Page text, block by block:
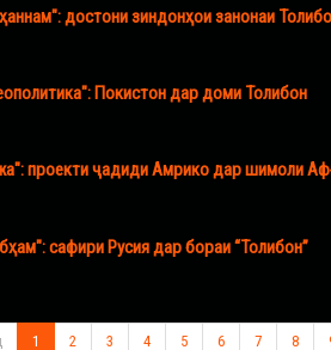
достони зиндонҳои занонаи
Покистон дар доми Толибон
проекти ҷадиди Амрико дар шимоли
сафири Русия дар бораи “Толибон”
1 2 3 4 5 6 7 8